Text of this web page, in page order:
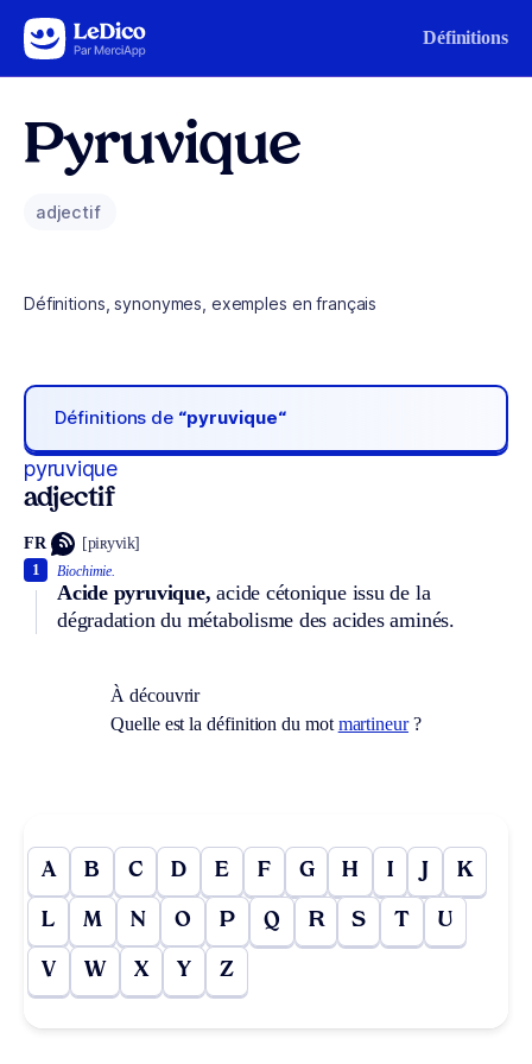
Aller au contenu Définitions
Pyruvique
adjectif
Définitions, synonymes, exemples en français
Définitions de “pyruvique“
pyruvique
adjectif
FR [piʀyvik]
Biochimie.
Acide pyruvique, acide cétonique issu de la
dégradation du métabolisme des acides aminés.
1
À découvrir
Quelle est la définition du mot martineur?
A B C D E F G H I J K
L M N O P Q R S T U
V W X Y Z